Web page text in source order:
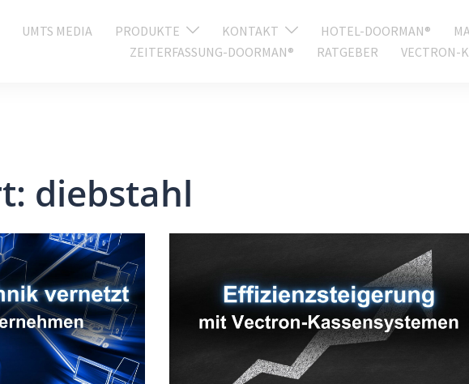
UMTS MEDIA PRODUKTE KONTAKT HOTEL-DOORMAN®
ZEITERFASSUNG-DOORMAN®
RATGEBER VECTRON-
diebstahl